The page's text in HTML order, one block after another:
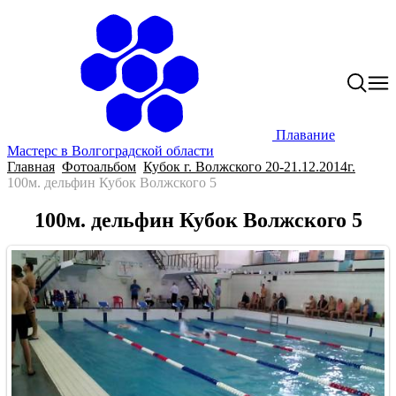
Плавание
Мастерс в Волгоградской области
Главная Фотоальбом Кубок г. Волжского 20-21.12.2014г.
100м. дельфин Кубок Волжского 5
100м. дельфин Кубок Волжского 5